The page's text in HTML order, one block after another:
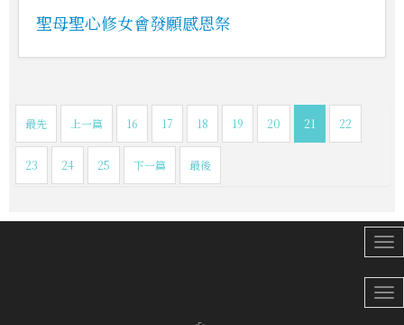
聖母聖心修女會發願感恩祭
最先 上一篇 16 17 18 19 20 21 22
23 24 25 下一篇 最後